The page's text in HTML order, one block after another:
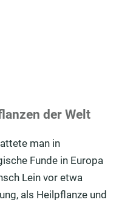
der Welt
man in
Funde in Europa
Lein vor etwa
als Heilpflanze und